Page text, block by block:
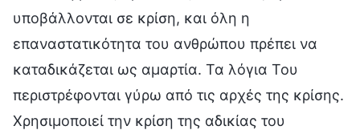
υποβάλλονται σε κρίση, και όλη η
επαναστατικότητα του ανθρώπου πρέπει να
καταδικάζεται ως αμαρτία. Τα λόγια Του
περιστρέφονται γύρω από τις αρχές της κρίσης.
Χρησιμοποιεί την κρίση της αδικίας του